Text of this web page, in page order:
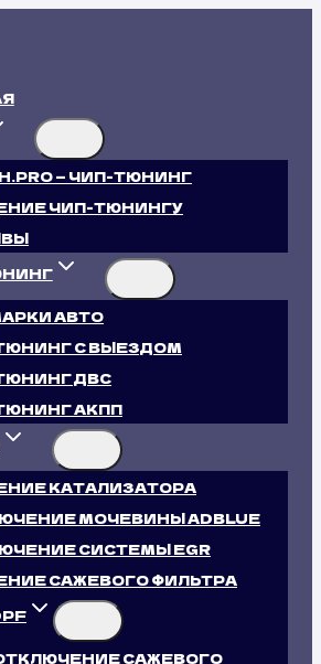
— ЧИП-ТЮНИНГ
ЧИП-ТЮНИНГУ
АВТО
С ВЫЕЗДОМ
ДВС
АКПП
КАТАЛИЗАТОРА
МОЧЕВИНЫ ADBLUE
СИСТЕМЫ EGR
САЖЕВОГО ФИЛЬТРА
САЖЕВОГО